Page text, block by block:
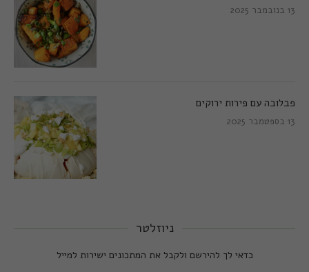
13 בנובמבר 2025
פבלובה עם פירות ירוקים
13 בספטמבר 2025
ניוזלטר
כדאי לך להירשם ולקבל את המתכונים ישירות למייל